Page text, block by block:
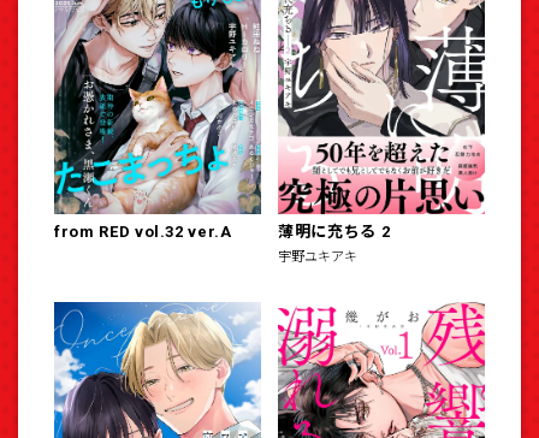
from RED vol.32 ver.A 薄明に充ちる 2
宇野ユキアキ